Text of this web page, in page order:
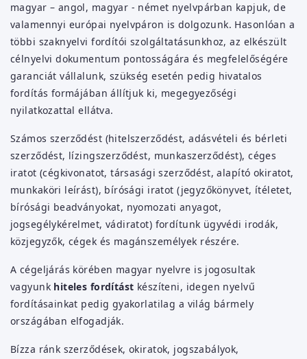
magyar – angol, magyar - német nyelvpárban kapjuk, de
valamennyi európai nyelvpáron is dolgozunk. Hasonlóan a
többi szaknyelvi fordítói szolgáltatásunkhoz, az elkészült
célnyelvi dokumentum pontosságára és megfelelőségére
garanciát vállalunk, szükség esetén pedig hivatalos
fordítás formájában állítjuk ki, megegyezőségi
nyilatkozattal ellátva.
Számos szerződést (hitelszerződést, adásvételi és bérleti
szerződést, lízingszerződést, munkaszerződést), céges
iratot (cégkivonatot, társasági szerződést, alapító okiratot,
munkaköri leírást), bírósági iratot (jegyzőkönyvet, ítéletet,
bírósági beadványokat, nyomozati anyagot,
jogsegélykérelmet, vádiratot) fordítunk ügyvédi irodák,
közjegyzők, cégek és magánszemélyek részére.
A cégeljárás körében magyar nyelvre is jogosultak
vagyunk hiteles fordítást készíteni, idegen nyelvű
fordításainkat pedig gyakorlatilag a világ bármely
országában elfogadják.
Bízza ránk szerződések, okiratok, jogszabályok,